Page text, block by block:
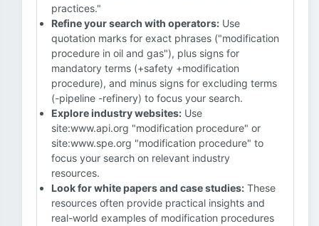
practices."
Refine your search with operators: Use
quotation marks for exact phrases ("modification
procedure in oil and gas"), plus signs for
mandatory terms (+safety +modification
procedure), and minus signs for excluding terms
(-pipeline -refinery) to focus your search.
Explore industry websites: Use
site:www.api.org "modification procedure" or
site:www.spe.org "modification procedure" to
focus your search on relevant industry
resources.
Look for white papers and case studies: These
resources often provide practical insights and
real-world examples of modification procedures